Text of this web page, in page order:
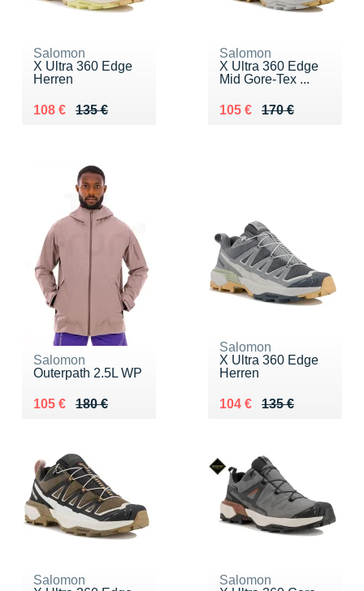
Salomon
X Ultra 360 Edge
Herren
135 €
Au lieu de 135 €
108 €
Vendu 108 €
Salomon
X Ultra 360 Edge
Mid Gore-Tex ...
170 €
Au lieu de 170 €
105 €
Vendu 105 €
Salomon
Outerpath 2.5L WP
180 €
Au lieu de 180 €
105 €
Vendu 105 €
Salomon
X Ultra 360 Edge
Herren
135 €
Au lieu de 135 €
104 €
Vendu 104 €
Salomon
Salomon